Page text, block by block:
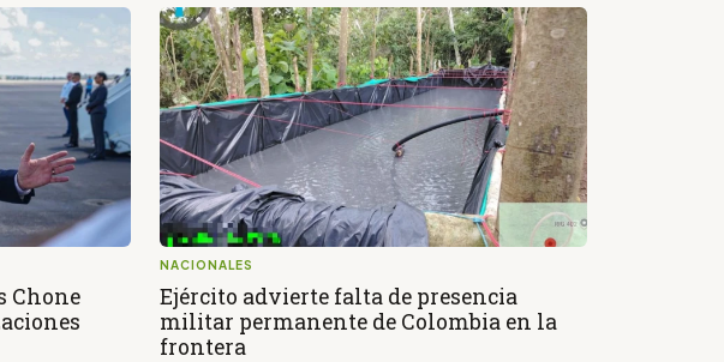
Chone
NACIONALES
Ejército advierte falta de presencia
militar permanente de Colombia en la
frontera